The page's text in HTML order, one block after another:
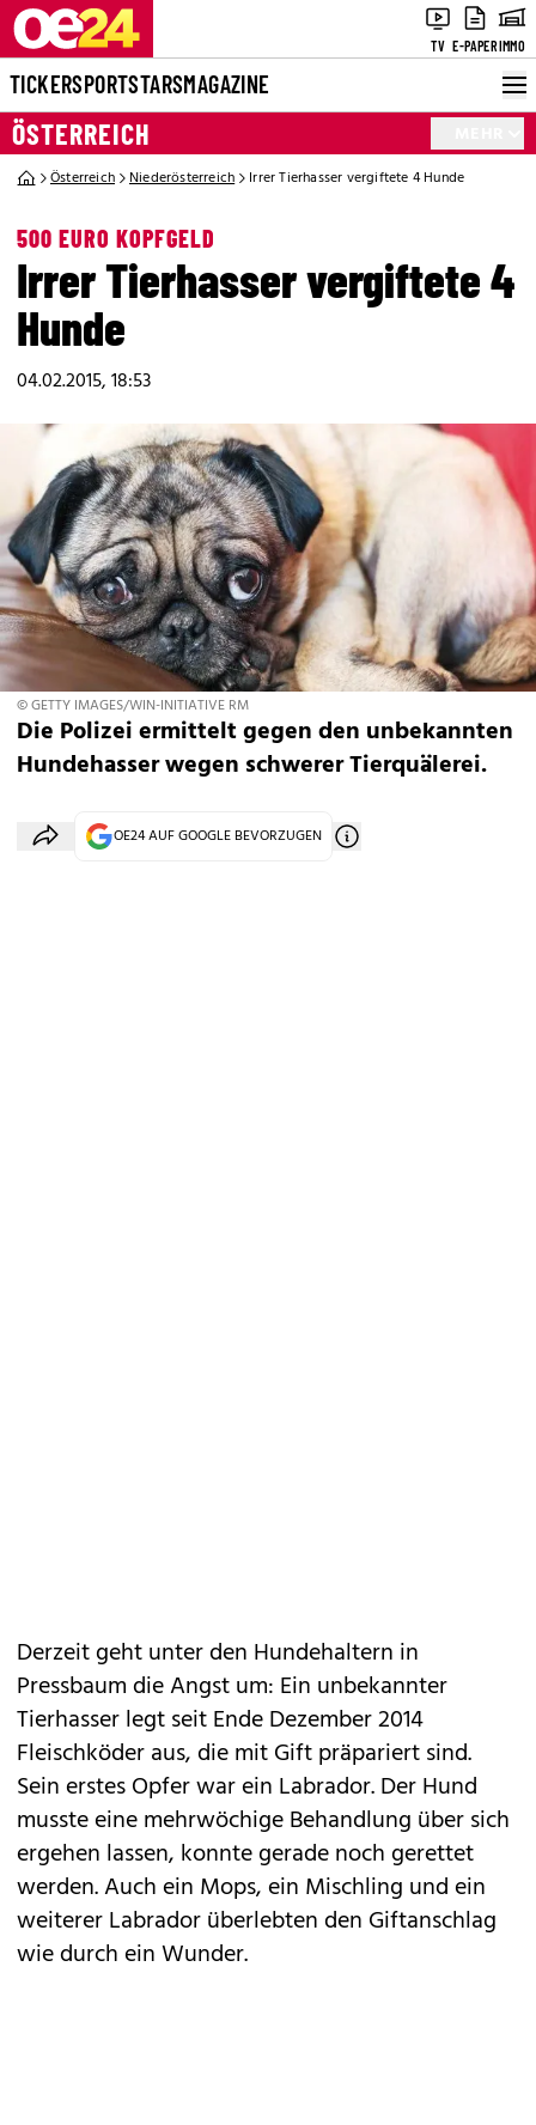
TV E-PAPERIMMO
TICKERSPORTSTARSMAGAZINE
ÖSTERREICH
Österreich Niederösterreich Irrer Tierhasser vergiftete 4 Hunde
500 EURO KOPFGELD
Irrer Tierhasser vergiftete 4
Hunde
04.02.2015, 18:53
© GETTY IMAGES/WIN-INITIATIVE RM
Die Polizei ermittelt gegen den unbekannten
Hundehasser wegen schwerer Tierquälerei.
OE24 AUF GOOGLE BEVORZUGEN
Derzeit geht unter den Hundehaltern in
Pressbaum die Angst um: Ein unbekannter
Tierhasser legt seit Ende Dezember 2014
Fleischköder aus, die mit Gift präpariert sind.
Sein erstes Opfer war ein Labrador. Der Hund
musste eine mehrwöchige Behandlung über sich
ergehen lassen, konnte gerade noch gerettet
werden. Auch ein Mops, ein Mischling und ein
weiterer Labrador überlebten den Giftanschlag
wie durch ein Wunder.